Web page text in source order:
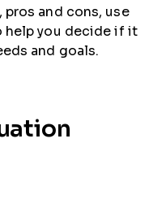
pros and cons, use
help you decide if it
and goals.